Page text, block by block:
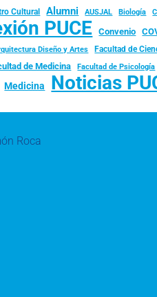
Cultural Alumni AUSJAL Biología
PUCE Convenio
Diseño y Artes Facultad de
de Medicina Facultad de Psicología
Medicina Noticias
Roca